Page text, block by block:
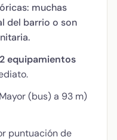
muchas
del barrio o son
equipamientos
(bus) a 93 m)
puntuación de